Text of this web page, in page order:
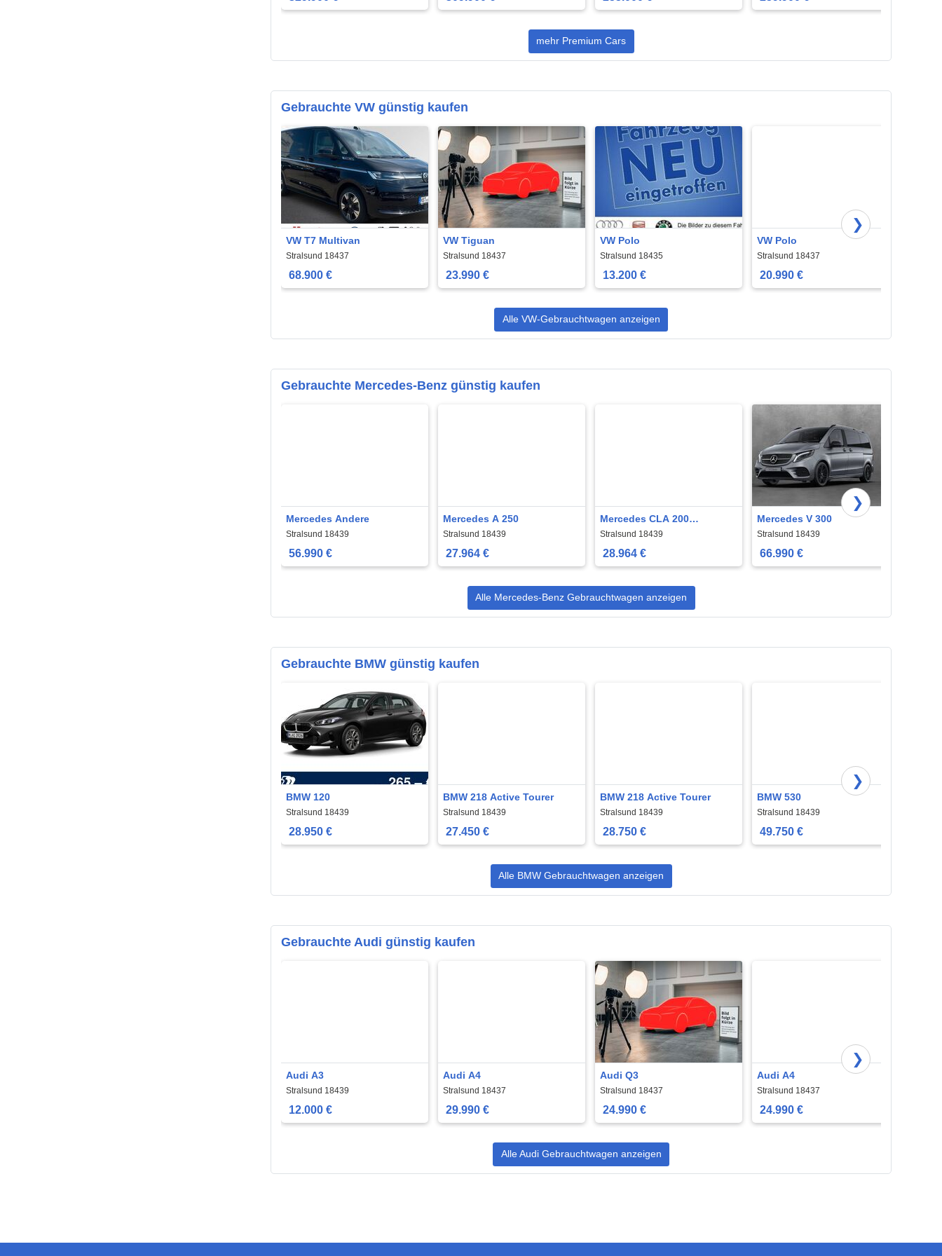
mehr Premium Cars
Gebrauchte VW günstig kaufen
VW T7 Multivan
Stralsund 18437
68.900 €
VW Tiguan
Stralsund 18437
23.990 €
VW Polo
Stralsund 18435
13.200 €
VW Polo
Stralsund 18437
20.990 €
❯
Alle VW-Gebrauchtwagen anzeigen
Gebrauchte Mercedes-Benz günstig kaufen
Mercedes Andere
Stralsund 18439
56.990 €
Mercedes A 250
Stralsund 18439
27.964 €
Mercedes CLA 200
Shooting Brake
Stralsund 18439
28.964 €
Mercedes V 300
Stralsund 18439
66.990 €
❯
Alle Mercedes-Benz Gebrauchtwagen anzeigen
Gebrauchte BMW günstig kaufen
BMW 120
Stralsund 18439
28.950 €
BMW 218 Active Tourer
Stralsund 18439
27.450 €
BMW 218 Active Tourer
Stralsund 18439
28.750 €
BMW 530
Stralsund 18439
49.750 €
❯
Alle BMW Gebrauchtwagen anzeigen
Gebrauchte Audi günstig kaufen
Audi A3
Stralsund 18439
12.000 €
Audi A4
Stralsund 18437
29.990 €
Audi Q3
Stralsund 18437
24.990 €
Audi A4
Stralsund 18437
24.990 €
❯
Alle Audi Gebrauchtwagen anzeigen